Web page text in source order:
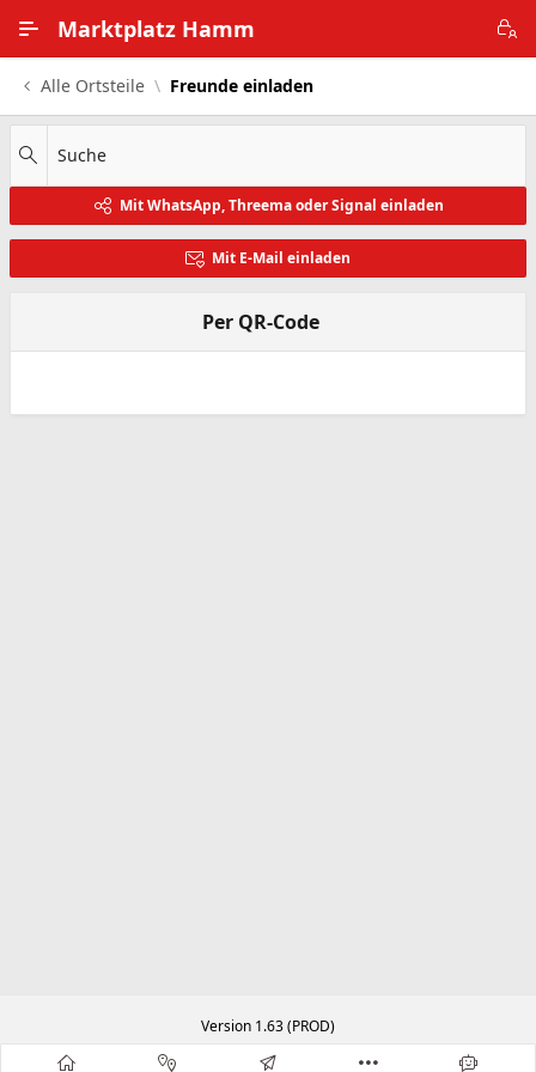
Marktplatz Hamm
Alle Ortsteile
Impressum
Nutzungsbedingungen
Alle Ortsteile Freunde einladen
Suche
Mit WhatsApp, Threema oder Signal einladen
Mit E-Mail einladen
Per QR-Code
Version 1.63 (PROD)